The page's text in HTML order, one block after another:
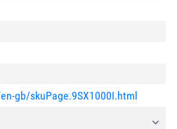
gb/skuPage.9SX1000I.html